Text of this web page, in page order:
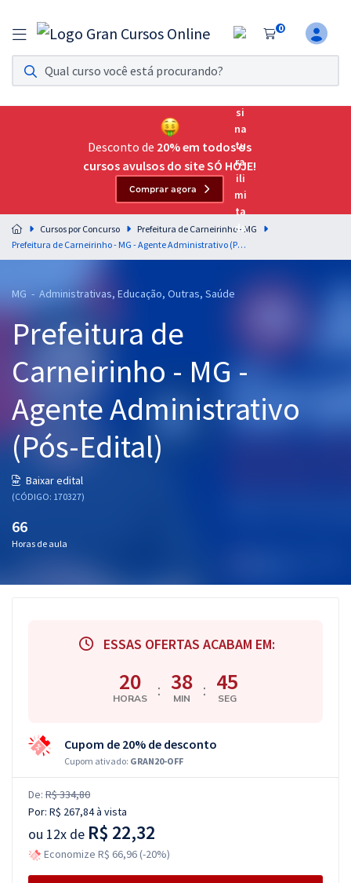
0
Assinatura Ilimitada 11
Acesso a todos os cursos. Teste grátis por 7 dias!
Assinatura OAB Até Passar
Acesso ilimitado a toda preparação para o Exame da
Residências Multiprofissionais
Preparação completa e intensiva para as principais
residências em saúde do Brasil
Cursos 20% OFF
Pós
Graduação
OAB
Conteúdo gratuito
Atendimento
Desconto de 20% em todos os
cursos avulsos do site SÓ HOJE!
Comprar agora
Cursos por Concurso
Prefeitura de Carneirinho - MG
Prefeitura de Carneirinho - MG - Agente Administrativo (Pós-Edital)
MG - Administrativas, Educação, Outras, Saúde
Prefeitura de
Carneirinho - MG -
Agente Administrativo
(Pós-Edital)
Baixar edital
(CÓDIGO: 170327)
66
Horas de aula
ESSAS OFERTAS ACABAM EM:
20
HORAS : 38
MIN : 44
SEG
Cupom de 20% de desconto
Cupom ativado: GRAN20-OFF
De: R$ 334,80
Por: R$ 267,84à vista
ou 12x de R$ 22,32
Economize R$ 66,96 (-20%)